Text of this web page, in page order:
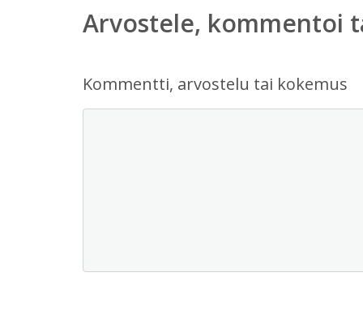
Arvostele, kommentoi
Kommentti, arvostelu tai kokemus